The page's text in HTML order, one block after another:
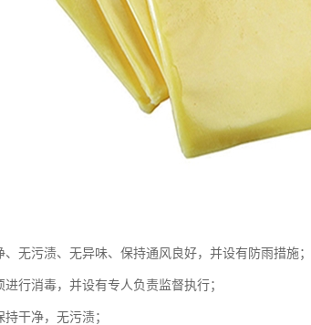
、无污渍、无异味、保持通风良好，并设有防雨措施；
行消毒，并设有专人负责监督执行；
干净，无污渍；